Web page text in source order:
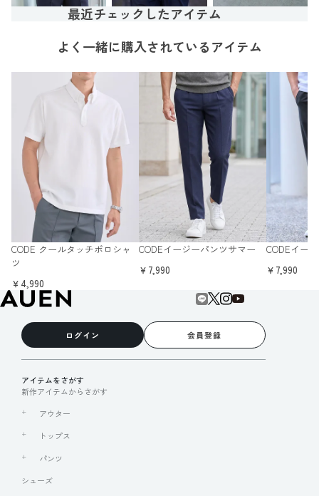
最近チェックしたアイテム
よく一緒に購入されているアイテム
CODE クールタッチポロシャ
ツ
￥4,990
CODEイージーパンツサマー
￥7,990
CODEイー
￥7,990
ログイン 会員登録
アイテムをさがす
新作アイテムからさがす
アウター
トップス
パンツ
シューズ